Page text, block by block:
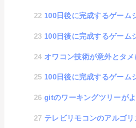
100日後に完成するゲームシステム 63日目
100日後に完成するゲームシステム 62日目「データベースのメッ
オワコン技術が意外とタメになるプ
100日後に完成するゲームシステム 61日目「会話シ
gitのワーキングツリーが
テレビリモコンのアルゴリズムから考